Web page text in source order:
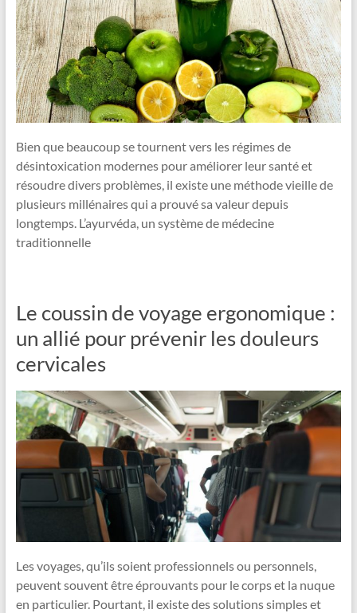
Bien que beaucoup se tournent vers les régimes de
désintoxication modernes pour améliorer leur santé et
résoudre divers problèmes, il existe une méthode vieille de
plusieurs millénaires qui a prouvé sa valeur depuis
longtemps. L’ayurvéda, un système de médecine
traditionnelle
Le coussin de voyage ergonomique :
un allié pour prévenir les douleurs
cervicales
Les voyages, qu’ils soient professionnels ou personnels,
peuvent souvent être éprouvants pour le corps et la nuque
en particulier. Pourtant, il existe des solutions simples et